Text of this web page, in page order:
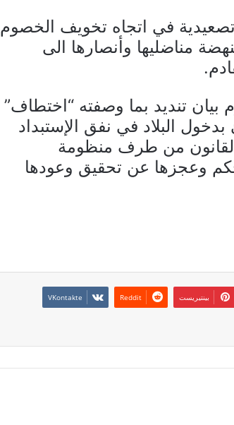
في اتجاه تخويف الخصوم
مناضليها وأنصارها الى
تنديد بما وصفته “اختطاف”
البلاد في نفق الإستبداد
من طرف منظومة
وعجزها عن تحقيق وعودها
بينتيريست